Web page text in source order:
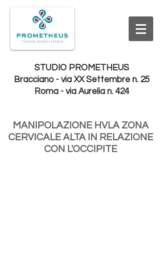
STUDIO PROMETHEUS
Bracciano - via XX Settembre n. 25
Roma - via Aurelia n. 424
MANIPOLAZIONE HVLA ZONA
CERVICALE ALTA IN RELAZIONE
CON L'OCCIPITE